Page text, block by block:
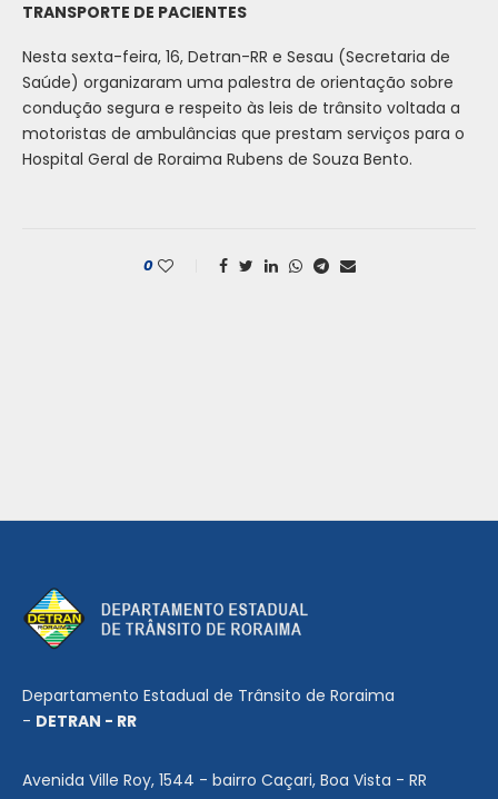
TRANSPORTE DE PACIENTES
Nesta sexta-feira, 16, Detran-RR e Sesau (Secretaria de
Saúde) organizaram uma palestra de orientação sobre
condução segura e respeito às leis de trânsito voltada a
motoristas de ambulâncias que prestam serviços para o
Hospital Geral de Roraima Rubens de Souza Bento.
0
Departamento Estadual de Trânsito de Roraima
- DETRAN - RR
Avenida Ville Roy, 1544 - bairro Caçari, Boa Vista - RR